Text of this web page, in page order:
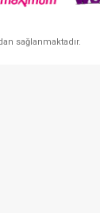
sağlanmaktadır.